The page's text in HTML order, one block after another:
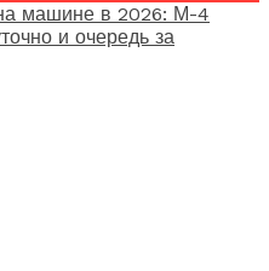
машине в 2026: М-4
и очередь за